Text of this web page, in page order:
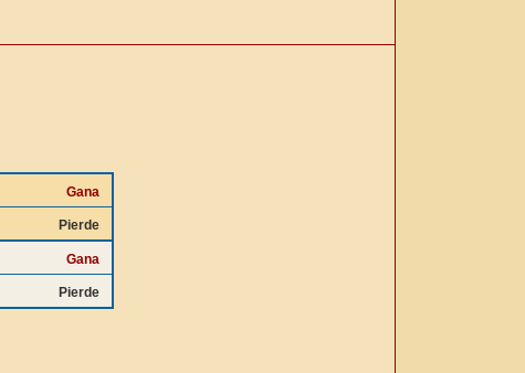
Gana
Pierde
Gana
Pierde